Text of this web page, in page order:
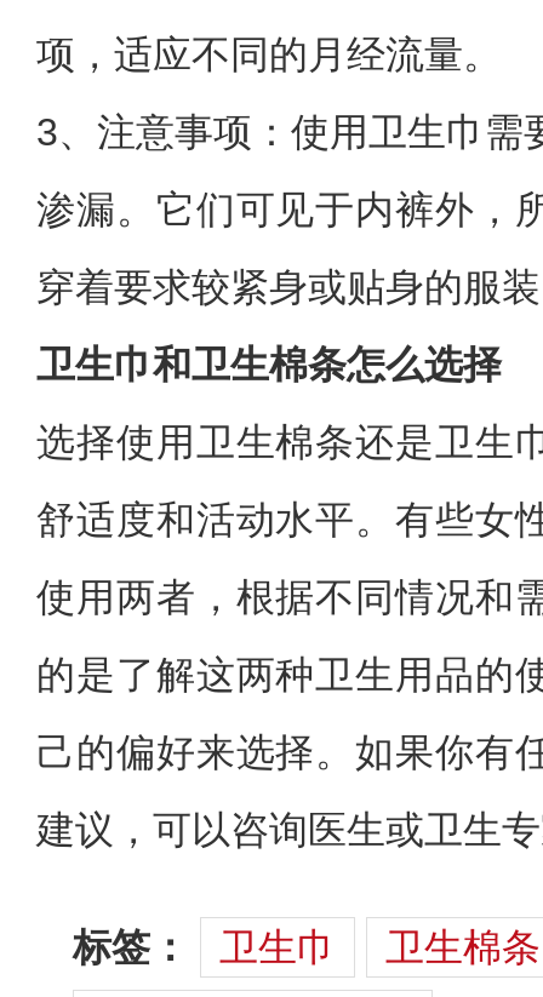
项，适应不同的月经流量。
3、注意事项：使用卫生巾需
渗漏。它们可见于内裤外，
穿着要求较紧身或贴身的服
卫生巾和卫生棉条怎么选择
选择使用卫生棉条还是卫生
舒适度和活动水平。有些女
使用两者，根据不同情况和
的是了解这两种卫生用品的
己的偏好来选择。如果你有
建议，可以咨询医生或卫生
标签： 卫生巾
卫生棉条